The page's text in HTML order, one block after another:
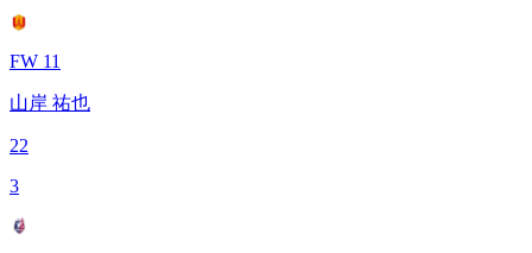
FW 11
山岸 祐也
22
3